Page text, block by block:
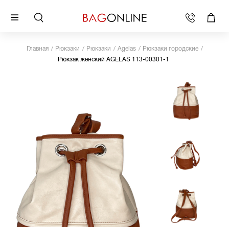
Главная Рюкзаки Рюкзаки Agelas
Рюкзаки городские
Рюкзак женский AGELAS 113-00301-1